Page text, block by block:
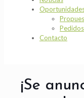
Pedidos
Contacto
¡Se